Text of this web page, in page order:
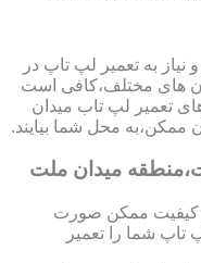
به تعمیر لپ تاپ در
های مختلف،کافی است
تعمیر لپ تاب میدان
محل شما بیایند.
میدان ملت
کیفیت ممکن صورت
تاپ شما را تعمیر